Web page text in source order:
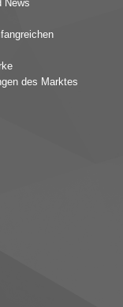
News
des Marktes